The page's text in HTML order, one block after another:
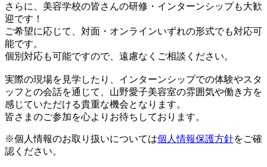
さらに、美容学校の皆さんの研修・インターンシップも大歓
迎です！
ご希望に応じて、対面・オンラインいずれの形式でも対応可
能です。
個別対応も可能ですので、遠慮なくご相談ください。
実際の現場を見学したり、インターンシップでの体験やスタ
ッフとの会話を通じて、山野愛子美容室の雰囲気や働き方を
感じていただける貴重な機会となります。
皆さまのご参加を心よりお待ちしております。
※個人情報のお取り扱いについては個人情報保護方針をご確
認ください。